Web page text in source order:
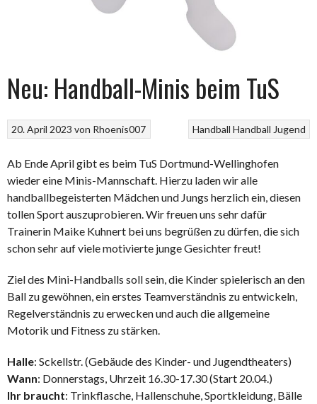
Neu: Handball-Minis beim TuS
Handball Handball Jugend
20. April 2023 von Rhoenis007
Ab Ende April gibt es beim TuS Dortmund-Wellinghofen
wieder eine Minis-Mannschaft. Hierzu laden wir alle
handballbegeisterten Mädchen und Jungs herzlich ein, diesen
tollen Sport auszuprobieren. Wir freuen uns sehr dafür
Trainerin Maike Kuhnert bei uns begrüßen zu dürfen, die sich
schon sehr auf viele motivierte junge Gesichter freut!
Ziel des Mini-Handballs soll sein, die Kinder spielerisch an den
Ball zu gewöhnen, ein erstes Teamverständnis zu entwickeln,
Regelverständnis zu erwecken und auch die allgemeine
Motorik und Fitness zu stärken.
Halle: Sckellstr. (Gebäude des Kinder- und Jugendtheaters)
Wann: Donnerstags, Uhrzeit 16.30-17.30 (Start 20.04.)
Ihr braucht: Trinkflasche, Hallenschuhe, Sportkleidung, Bälle